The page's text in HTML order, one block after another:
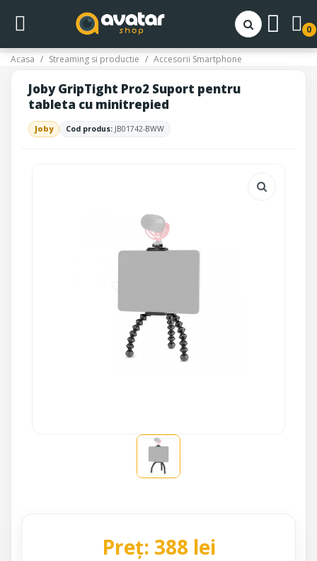
0
Acasa Streaming si productie Accesorii Smartphone
Joby GripTight Pro2 Suport pentru
tableta cu minitrepied
Joby Cod produs: JB01742-BWW
Preț: 388 lei